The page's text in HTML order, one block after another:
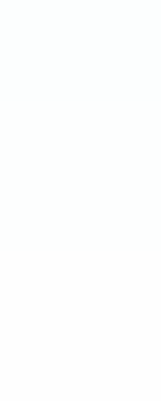
à Majorque,
au
accueilli par
d'informations.
vous vous
vous à la
ou prenez la
se souvenir
lors de votre
la location de
Louez
forts des
que vous
de liberté
Baléares cachent
blanc. Elles
pour la
les routes